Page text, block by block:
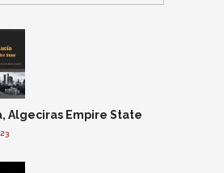
Algeciras Empire State